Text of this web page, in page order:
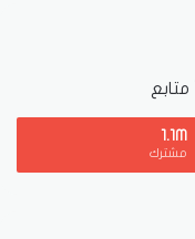
متابع
1.1M
مشترك